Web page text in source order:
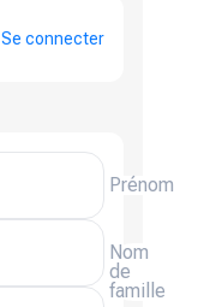
Se connecter
Prénom
Nom
de
famille